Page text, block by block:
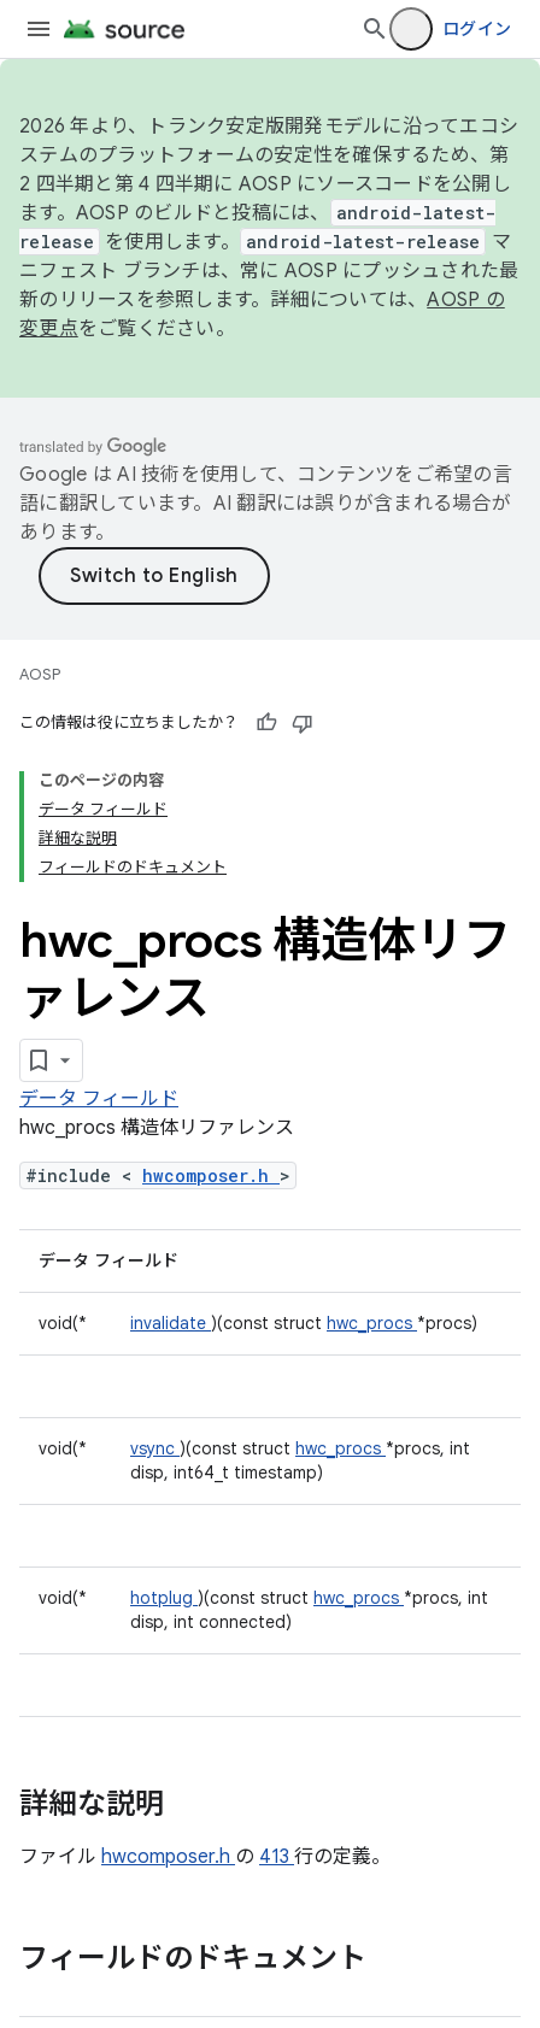
ログイン
2026 年より、トランク安定版開発モデルに沿ってエコシ
ステムのプラットフォームの安定性を確保するため、第
2 四半期と第 4 四半期に AOSP にソースコードを公開し
ます。AOSP のビルドと投稿には、
android-latest-
release
を使用します。 android-latest-release
マ
ニフェスト ブランチは、常に AOSP にプッシュされた最
新のリリースを参照します。詳細については、AOSP の
変更点をご覧ください。
Google は AI 技術を使用して、コンテンツをご希望の言
語に翻訳しています。AI 翻訳には誤りが含まれる場合が
あります。
AOSP
この情報は役に立ちましたか？
このページの内容
データ フィールド
詳細な説明
フィールドのドキュメント
hwc procs 構造体リフ
ァレンス
データ フィールド
hwc_procs 構造体リファレンス
#include < hwcomposer.h >
データ フィールド
void(* invalidate )(const struct hwc_procs *procs)
void(* vsync )(const struct hwc_procs *procs, int
disp, int64_t timestamp)
void(* hotplug )(const struct hwc_procs *procs, int
disp, int connected)
詳細な説明
ファイル hwcomposer.h の 413 行の定義。
フィールドのドキュメント